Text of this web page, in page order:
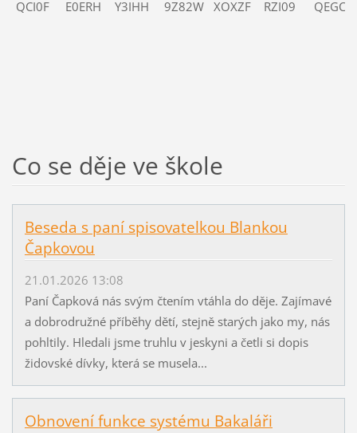
QCI0F E0ERH Y3IHH 9Z82W XOXZF RZI09 QEGCX
Co se děje ve škole
Beseda s paní spisovatelkou Blankou
Čapkovou
21.01.2026 13:08
Paní Čapková nás svým čtením vtáhla do děje. Zajímavé
a dobrodružné příběhy dětí, stejně starých jako my, nás
pohltily. Hledali jsme truhlu v jeskyni a četli si dopis
židovské dívky, která se musela...
Obnovení funkce systému Bakaláři